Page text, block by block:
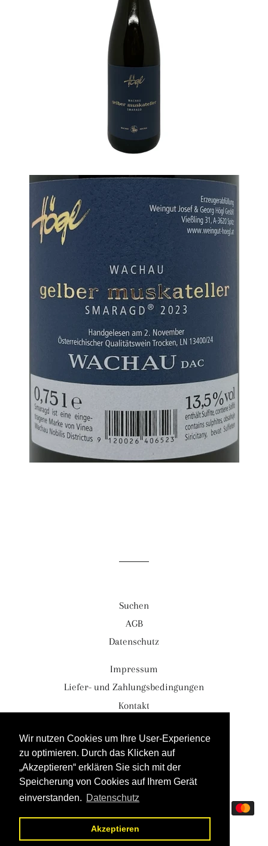
Wir nutzen Cookies um Ihre User-Experience
zu optimieren. Durch das Klicken auf
„Akzeptieren“ erklären Sie sich mit der
Speicherung von Cookies auf Ihrem Gerät
einverstanden. Datenschutz
Akzeptieren
Suchen
AGB
Datenschutz
Impressum
Liefer- und Zahlungsbedingungen
Kontakt
Währung
EUR €
© 2026,Blind-Taste.com
Powered by Shopify